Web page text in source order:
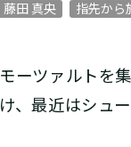
藤田 真央 指先から
モーツァルトを
け、最近はシュ